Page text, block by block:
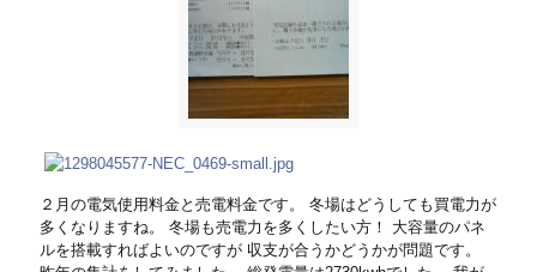
２月の電気使用料金と売電料金です。 冬場はどうしても買電力が
多くなりますね。 冬場も売電力を多くしたい方！ 大容量のパネ
ルを搭載すればよいのですが 収支が合うかどうかが問題です。